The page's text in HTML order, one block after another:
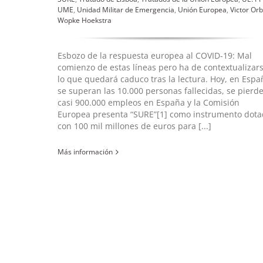
UME, Unidad Militar de Emergencia, Unión Europea, Victor
Wopke Hoekstra
Esbozo de la respuesta europea al COVID-19: Mal
comienzo de estas líneas pero ha de
lo que quedará caduco tras la lectura. Hoy, en
se superan las 10.000 personas fallecidas, se
casi 900.000 empleos en España y la Comisión
Europea presenta “SURE”[1] como instrumento
con 100 mil millones de euros para [...]
Más información